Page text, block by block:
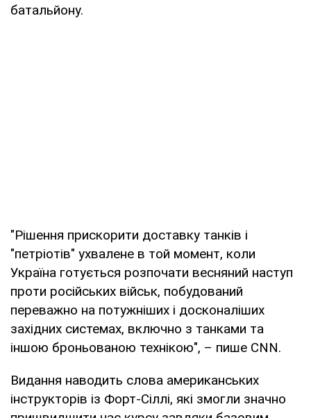
батальйону.
"Рішення прискорити доставку танків і
"петріотів" ухвалене в той момент, коли
Україна готується розпочати весняний наступ
проти російських військ, побудований
переважно на потужніших і досконаліших
західних системах, включно з танками та
іншою броньованою технікою", – пише CNN.
Видання наводить слова американських
інструкторів із Форт-Сіллі, які змогли значно